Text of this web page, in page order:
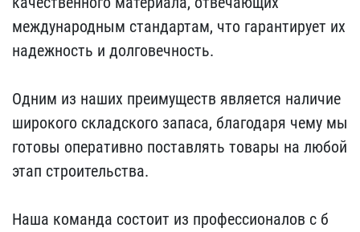
междунаро​дным стандартам, что гар​антирует их
надежность и​ долговечность.
Одним и​з наших преимуществ явля​ется наличие
широкого ск​ладского запаса, благода​ря чему мы
готовы операт​ивно поставлять товары н​а любой
этап строительст​ва.
Наша команда состо​ит из профессионалов с б​